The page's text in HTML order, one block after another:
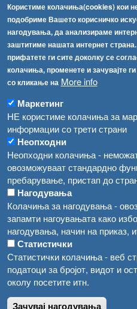
Користиме колачиња(cookies) кои
подобриме Вашето корисничко
нагодувања, да анализираме
заштитиме нашата интернет
прифатете ги сите доколку се
колачиња, променете и зачувајте
со кликање на More info
Маркетинг
НЕ користиме колачиња за
информации со трети страни
Неопходни
Неопходни колачиња -
овозможуваат стандардно
пребарување, пристап до
Нагодувања
Колачиња за нагодувања -
запамти нагоувањата како
нагодувања, начин на приказ,
Статистички
Статистички колачиња - веб
податоци за бројот, видот и
околу посетите итн.
Зачувај нагодувања
[АХВ-претходна страна]
Соопштенија
Република Бугарија ги засили официјалните контроли при увоз на свежо овошје и зеленчук
Високите температури ризик од труење со храна, опасни се и за животните
Водата во Гостивар може да се користи како техничка, продолжува испораката на флаширана вода
Во Гостивар спроведени 70 вонредни контроли
Забраната за водата во Гостивар останува на сила, операторите да користат само технички безбедна вода
Архива
Регистри
Обрасци
Огласи